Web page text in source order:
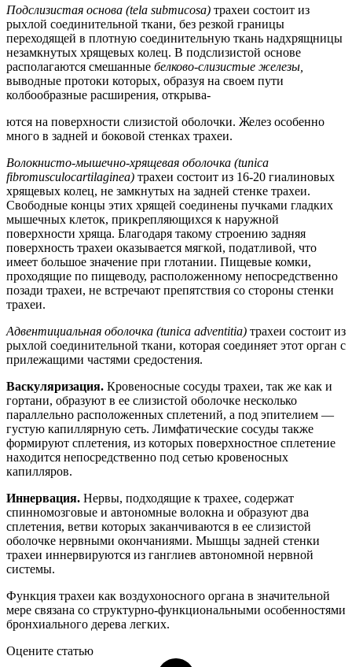
Подслизистая основа (tela submucosa) трахеи состоит из
рыхлой соединительной ткани, без резкой границы
переходящей в плотную соединительную ткань надхрящницы
незамкнутых хрящевых колец. В подслизистой основе
располагаются смешанные белково-слизистые железы,
выводные протоки которых, образуя на своем пути
колбообразные расширения, открыва-
ются на поверхности слизистой оболочки. Желез особенно
много в задней и боковой стенках трахеи.
Волокнисто-мышечно-хрящевая оболочка (tunica
fibromusculocartilaginea) трахеи состоит из 16-20 гиалиновых
хрящевых колец, не замкнутых на задней стенке трахеи.
Свободные концы этих хрящей соединены пучками гладких
мышечных клеток, прикрепляющихся к наружной
поверхности хряща. Благодаря такому строению задняя
поверхность трахеи оказывается мягкой, податливой, что
имеет большое значение при глотании. Пищевые комки,
проходящие по пищеводу, расположенному непосредственно
позади трахеи, не встречают препятствия со стороны стенки
трахеи.
Адвентициальная оболочка (tunica adventitia) трахеи состоит из
рыхлой соединительной ткани, которая соединяет этот орган с
прилежащими частями средостения.
Васкуляризация. Кровеносные сосуды трахеи, так же как и
гортани, образуют в ее слизистой оболочке несколько
параллельно расположенных сплетений, а под эпителием —
густую капиллярную сеть. Лимфатические сосуды также
формируют сплетения, из которых поверхностное сплетение
находится непосредственно под сетью кровеносных
капилляров.
Иннервация. Нервы, подходящие к трахее, содержат
спинномозговые и автономные волокна и образуют два
сплетения, ветви которых заканчиваются в ее слизистой
оболочке нервными окончаниями. Мышцы задней стенки
трахеи иннервируются из ганглиев автономной нервной
системы.
Функция трахеи как воздухоносного органа в значительной
мере связана со структурно-функциональными особенностями
бронхиального дерева легких.
Оцените статью